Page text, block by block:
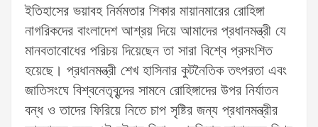
ইতিহাসের ভয়াবহ নির্মমতার শিকার মায়ানমারের রোহিঙ্গা
নাগরিকদের বাংলাদেশ আশ্রয় দিয়ে আমাদের প্রধানমন্ত্রী যে
মানবতাবোধের পরিচয় দিয়েছেন তা সারা বিশ্বে প্রসংশিত
হয়েছে। প্রধানমন্ত্রী শেখ হাসিনার কুটনৈতিক তৎপরতা এবং
জাতিসংঘে বিশ্বনেতৃবৃন্দের সামনে রোহিঙ্গাদের উপর নির্যাতন
বন্ধ ও তাদের ফিরিয়ে নিতে চাপ সৃষ্টির জন্য প্রধানমন্ত্রীর